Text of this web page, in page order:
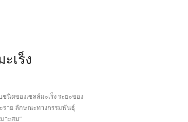
เร็ง
นิดของเซลล์มะเร็ง ระยะของ
ราย ลักษณะทางกรรมพันธุ์
าะสม”